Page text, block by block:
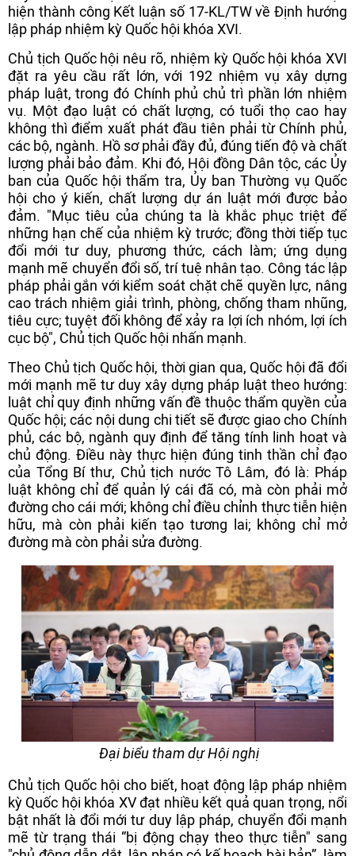
hiện thành công Kết luận số 17-KL/TW về Định hướng
lập pháp nhiệm kỳ Quốc hội khóa XVI.
Chủ tịch Quốc hội nêu rõ, nhiệm kỳ Quốc hội khóa XVI
đặt ra yêu cầu rất lớn, với 192 nhiệm vụ xây dựng
pháp luật, trong đó Chính phủ chủ trì phần lớn nhiệm
vụ. Một đạo luật có chất lượng, có tuổi thọ cao hay
không thì điểm xuất phát đầu tiên phải từ Chính phủ,
các bộ, ngành. Hồ sơ phải đầy đủ, đúng tiến độ và chất
lượng phải bảo đảm. Khi đó, Hội đồng Dân tộc, các Ủy
ban của Quốc hội thẩm tra, Ủy ban Thường vụ Quốc
hội cho ý kiến, chất lượng dự án luật mới được bảo
đảm. "Mục tiêu của chúng ta là khắc phục triệt để
những hạn chế của nhiệm kỳ trước; đồng thời tiếp tục
đổi mới tư duy, phương thức, cách làm; ứng dụng
mạnh mẽ chuyển đổi số, trí tuệ nhân tạo. Công tác lập
pháp phải gắn với kiểm soát chặt chẽ quyền lực, nâng
cao trách nhiệm giải trình, phòng, chống tham nhũng,
tiêu cực; tuyệt đối không để xảy ra lợi ích nhóm, lợi ích
cục bộ", Chủ tịch Quốc hội nhấn mạnh.
Theo Chủ tịch Quốc hội, thời gian qua, Quốc hội đã đổi
mới mạnh mẽ tư duy xây dựng pháp luật theo hướng:
luật chỉ quy định những vấn đề thuộc thẩm quyền của
Quốc hội; các nội dung chi tiết sẽ được giao cho Chính
phủ, các bộ, ngành quy định để tăng tính linh hoạt và
chủ động. Điều này thực hiện đúng tinh thần chỉ đạo
của Tổng Bí thư, Chủ tịch nước Tô Lâm, đó là: Pháp
luật không chỉ để quản lý cái đã có, mà còn phải mở
đường cho cái mới; không chỉ điều chỉnh thực tiễn hiện
hữu, mà còn phải kiến tạo tương lai; không chỉ mở
đường mà còn phải sửa đường.
Đại biểu tham dự Hội nghị
Chủ tịch Quốc hội cho biết, hoạt động lập pháp nhiệm
kỳ Quốc hội khóa XV đạt nhiều kết quả quan trọng, nổi
bật nhất là đổi mới tư duy lập pháp, chuyển đổi mạnh
mẽ từ trạng thái “bị động chạy theo thực tiễn" sang